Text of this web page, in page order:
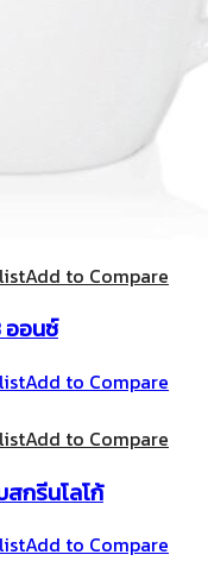
Add to Compare
ออนซ์
Add to Compare
Add to Compare
สกรีนโลโก้
Add to Compare